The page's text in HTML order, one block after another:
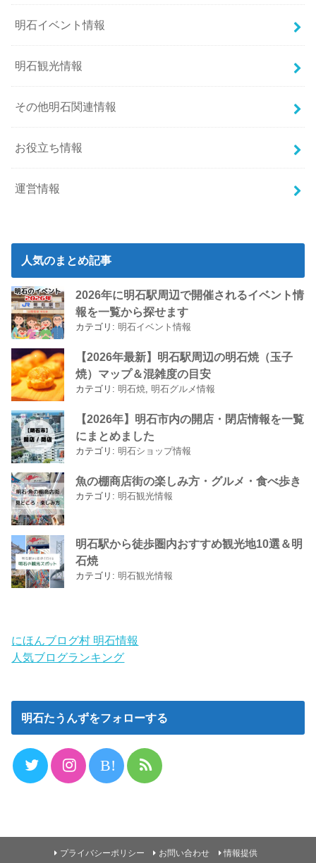
明石イベント情報
明石観光情報
その他明石関連情報
お役立ち情報
運営情報
人気のまとめ記事
2026年に明石駅周辺で開催されるイベント情
報を一覧から探せます
カテゴリ: 明石イベント情報
【2026年最新】明石駅周辺の明石焼（玉子
焼）マップ＆混雑度の目安
カテゴリ:明石焼,明石グルメ情報
【2026年】明石市内の開店・閉店情報を一覧
にまとめました
カテゴリ:明石ショップ情報
魚の棚商店街の楽しみ方・グルメ・食べ歩き
カテゴリ:明石観光情報
明石駅から徒歩圏内おすすめ観光地10選＆明
石焼
カテゴリ:明石観光情報
にほんブログ村 明石情報
人気ブログランキング
明石たうんずをフォローする
B!
プライバシーポリシー お問い合わせ 情報提供